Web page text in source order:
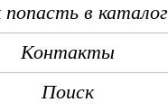
попасть в каталог
Контакты
Поиск